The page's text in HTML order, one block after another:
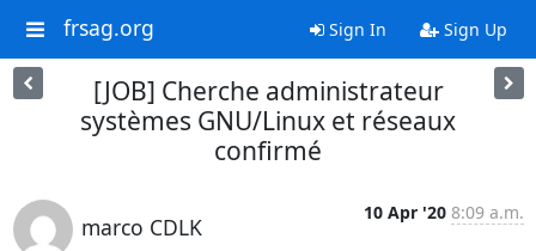
frsag.org Sign In Sign Up
[JOB] Cherche administrateur
systèmes GNU/Linux et réseaux
confirmé
marco CDLK
10 Apr '20 8:09 a.m.